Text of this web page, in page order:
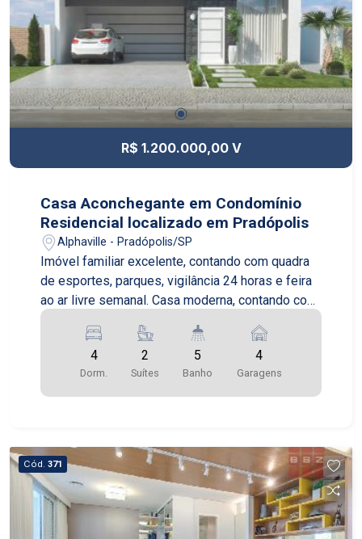
R$ 1.200.000,00 V
Casa Aconchegante em Condomínio
Residencial localizado em Pradópolis
Alphaville - Pradópolis/SP
Imóvel familiar excelente, contando com quadra
de esportes, parques, vigilância 24 horas e feira
ao ar livre semanal. Casa moderna, contando com
garagem para 4 carros, sendo dois cobertos e
dois descobertos, 1 sala de estar, 1 sala de
jantar, 1 escritório com acesso privativo, 1 lavabo,
2 suítes com closet, 2 quartos, 1 banheiro social,
1 roupeiro da casa localizado no corredor, 1
instalação de piscina.
4
Dorm.
2
Suítes
5
Banho
4
Garagens
Cód. 371